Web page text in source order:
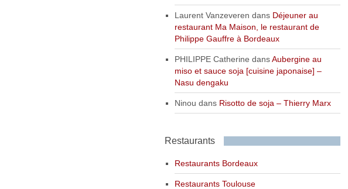
Laurent Vanzeveren dans Déjeuner au
restaurant Ma Maison, le restaurant de
Philippe Gauffre à Bordeaux
PHILIPPE Catherine dansAubergine au
miso et sauce soja [cuisine japonaise] –
Nasu dengaku
Ninou dans Risotto de soja – Thierry Marx
Restaurants
Restaurants Bordeaux
Restaurants Toulouse